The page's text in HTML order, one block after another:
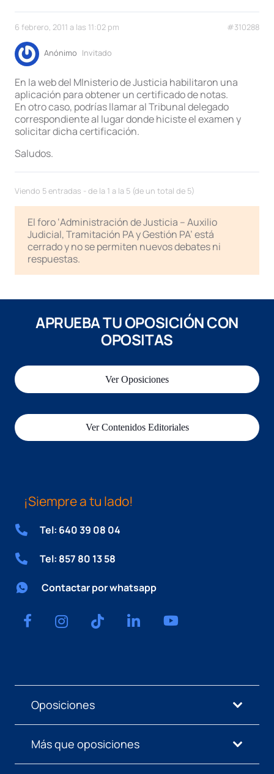
6 febrero, 2011 a las 11:02 pm #310288
Anónimo Invitado
En la web del MInisterio de Justicia habilitaron una
aplicación para obtener un certificado de notas.
En otro caso, podrías llamar al Tribunal delegado
correspondiente al lugar donde hiciste el examen y
solicitar dicha certificación.
Saludos.
Viendo 5 entradas - de la 1 a la 5 (de un total de 5)
El foro ‘Administración de Justicia – Auxilio
Judicial, Tramitación PA y Gestión PA’ está
cerrado y no se permiten nuevos debates ni
respuestas.
APRUEBA TU OPOSICIÓN CON
OPOSITAS
Ver Oposiciones
Ver Contenidos Editoriales
¡Siempre a tu lado!
Tel: 640 39 08 04
Tel: 857 80 13 58
Contactar por whatsapp
Oposiciones
Más que oposiciones